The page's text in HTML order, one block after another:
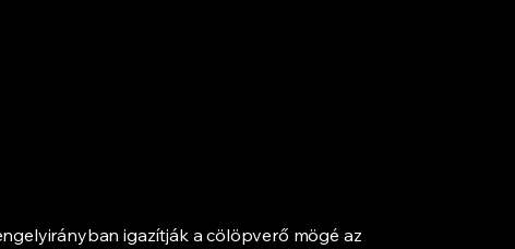
igazítják a cölöpverő mögé az